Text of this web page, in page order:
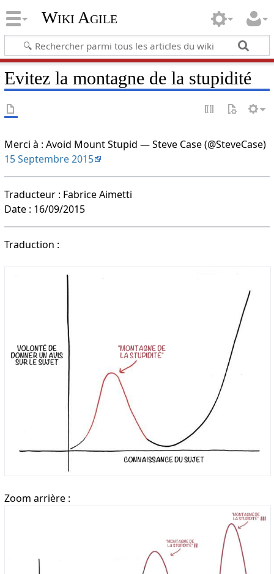
Wiki Agile
Evitez la montagne de la stupidité
Merci à : Avoid Mount Stupid — Steve Case (@SteveCase)
15 Septembre 2015
Traducteur : Fabrice Aimetti
Date : 16/09/2015
Traduction :
Zoom arrière :